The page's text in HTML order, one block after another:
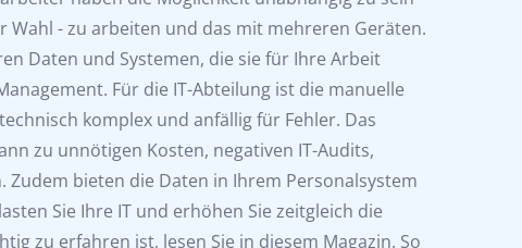
- zu arbeiten und das mit mehreren Geräten.
Daten und Systemen, die sie für Ihre Arbeit
Für die IT-Abteilung ist die manuelle
komplex und anfällig für Fehler. Das
zu unnötigen Kosten, negativen IT-Audits,
bieten die Daten in Ihrem Personalsystem
Sie Ihre IT und erhöhen Sie zeitgleich die
zu erfahren ist, lesen Sie in diesem Magazin. So